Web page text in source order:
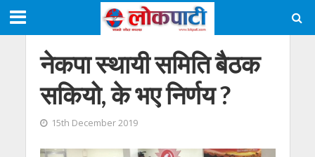
नेकपा स्थायी समिति बैठक
सकियो, के भए निर्णय ?
15th December 2019